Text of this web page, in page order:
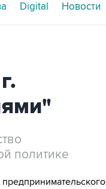
Digital Новости
политике